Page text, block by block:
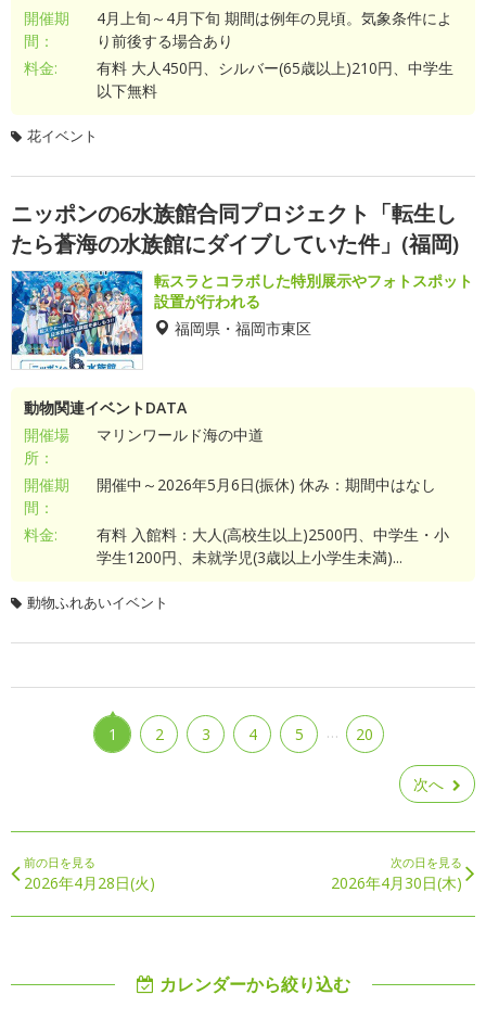
開催期
間：
4月上旬～4月下旬 期間は例年の見頃。気象条件によ
り前後する場合あり
料金:
有料 大人450円、シルバー(65歳以上)210円、中学生
以下無料
花イベント
ニッポンの6水族館合同プロジェクト「転生し
たら蒼海の水族館にダイブしていた件」(福岡)
転スラとコラボした特別展示やフォトスポット
設置が行われる
福岡県・福岡市東区
動物関連イベントDATA
開催場
所：
マリンワールド海の中道
開催期
間：
開催中～2026年5月6日(振休) 休み：期間中はなし
料金:
有料 入館料：大人(高校生以上)2500円、中学生・小
学生1200円、未就学児(3歳以上小学生未満)...
動物ふれあいイベント
1 2 3 4 5 … 20
次へ
前の日を見る
2026年4月28日(火)
次の日を見る
2026年4月30日(木)
カレンダーから絞り込む